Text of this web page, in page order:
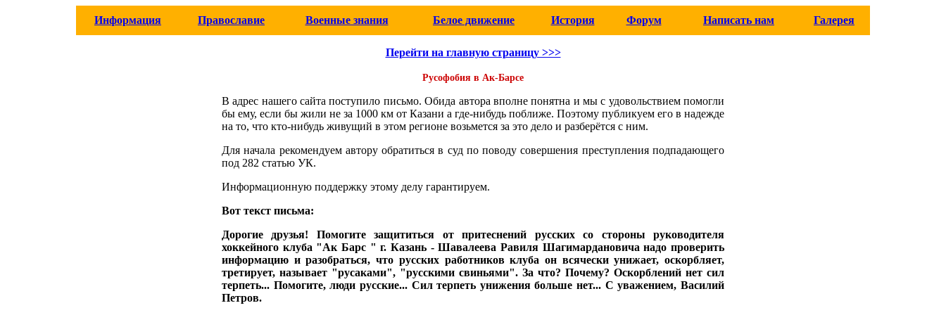
Информация Православие Военные знания Белое движение История Форум Написать нам Галерея
Перейти на главную страницу >>>
Русофобия в Ак-Барсе
В адрес нашего сайта поступило письмо. Обида автора вполне понятна и мы с удовольствием помогли
бы ему, если бы жили не за 1000 км от Казани а где-нибудь поближе. Поэтому публикуем его в надежде
на то, что кто-нибудь живущий в этом регионе возьмется за это дело и разберётся с ним.
Для начала рекомендуем автору обратиться в суд по поводу совершения преступления подпадающего
под 282 статью УК.
Информационную поддержку этому делу гарантируем.
Вот текст письма:
Дорогие друзья! Помогите защититься от притеснений русских со стороны руководителя
хоккейного клуба "Ак Барс " г. Казань - Шавалеева Равиля Шагимардановича надо проверить
информацию и разобраться, что русских работников клуба он всячески унижает, оскорбляет,
третирует, называет "русаками", "русскими свиньями". За что? Почему? Оскорблений нет сил
терпеть... Помогите, люди русские... Сил терпеть унижения больше нет... С уважением, Василий
Петров.